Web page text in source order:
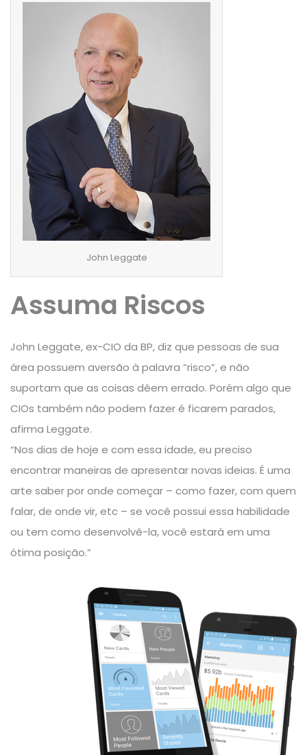
John Leggate
Assuma Riscos
John Leggate, ex-CIO da BP, diz que pessoas de sua
área possuem aversão à palavra “risco”, e não
suportam que as coisas dêem errado. Porém algo que
CIOs também não podem fazer é ficarem parados,
afirma Leggate.
“Nos dias de hoje e com essa idade, eu preciso
encontrar maneiras de apresentar novas ideias. É uma
arte saber por onde começar – como fazer, com quem
falar, de onde vir, etc – se você possui essa habilidade
ou tem como desenvolvê-la, você estará em uma
ótima posição.”